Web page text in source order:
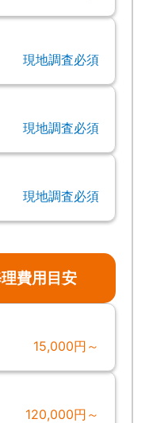
現地調査必須
現地調査必須
現地調査必須
費用目安
15,000円～
120,000円～